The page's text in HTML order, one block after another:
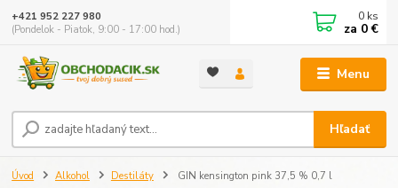
Menu
Hľadať
+421 952 227 980
(Pondelok - Piatok, 9:00 - 17:00 hod.)
0 ks
za 0 €
Úvod Alkohol Destiláty GIN kensington pink 37,5 % 0,7 l